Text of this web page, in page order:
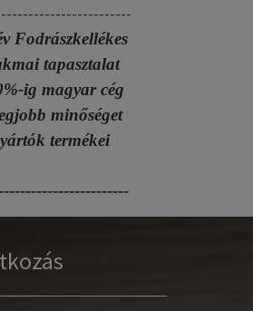
Fodrászkellékes
tapasztalat
ig magyar cég
minőséget
termékei